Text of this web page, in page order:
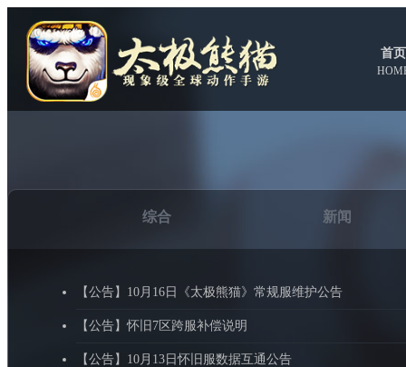
首页
综合 新闻
【公告】10月16日《太极熊猫》常规服维护公告
【公告】怀旧7区跨服补偿说明
【公告】10月13日怀旧服数据互通公告